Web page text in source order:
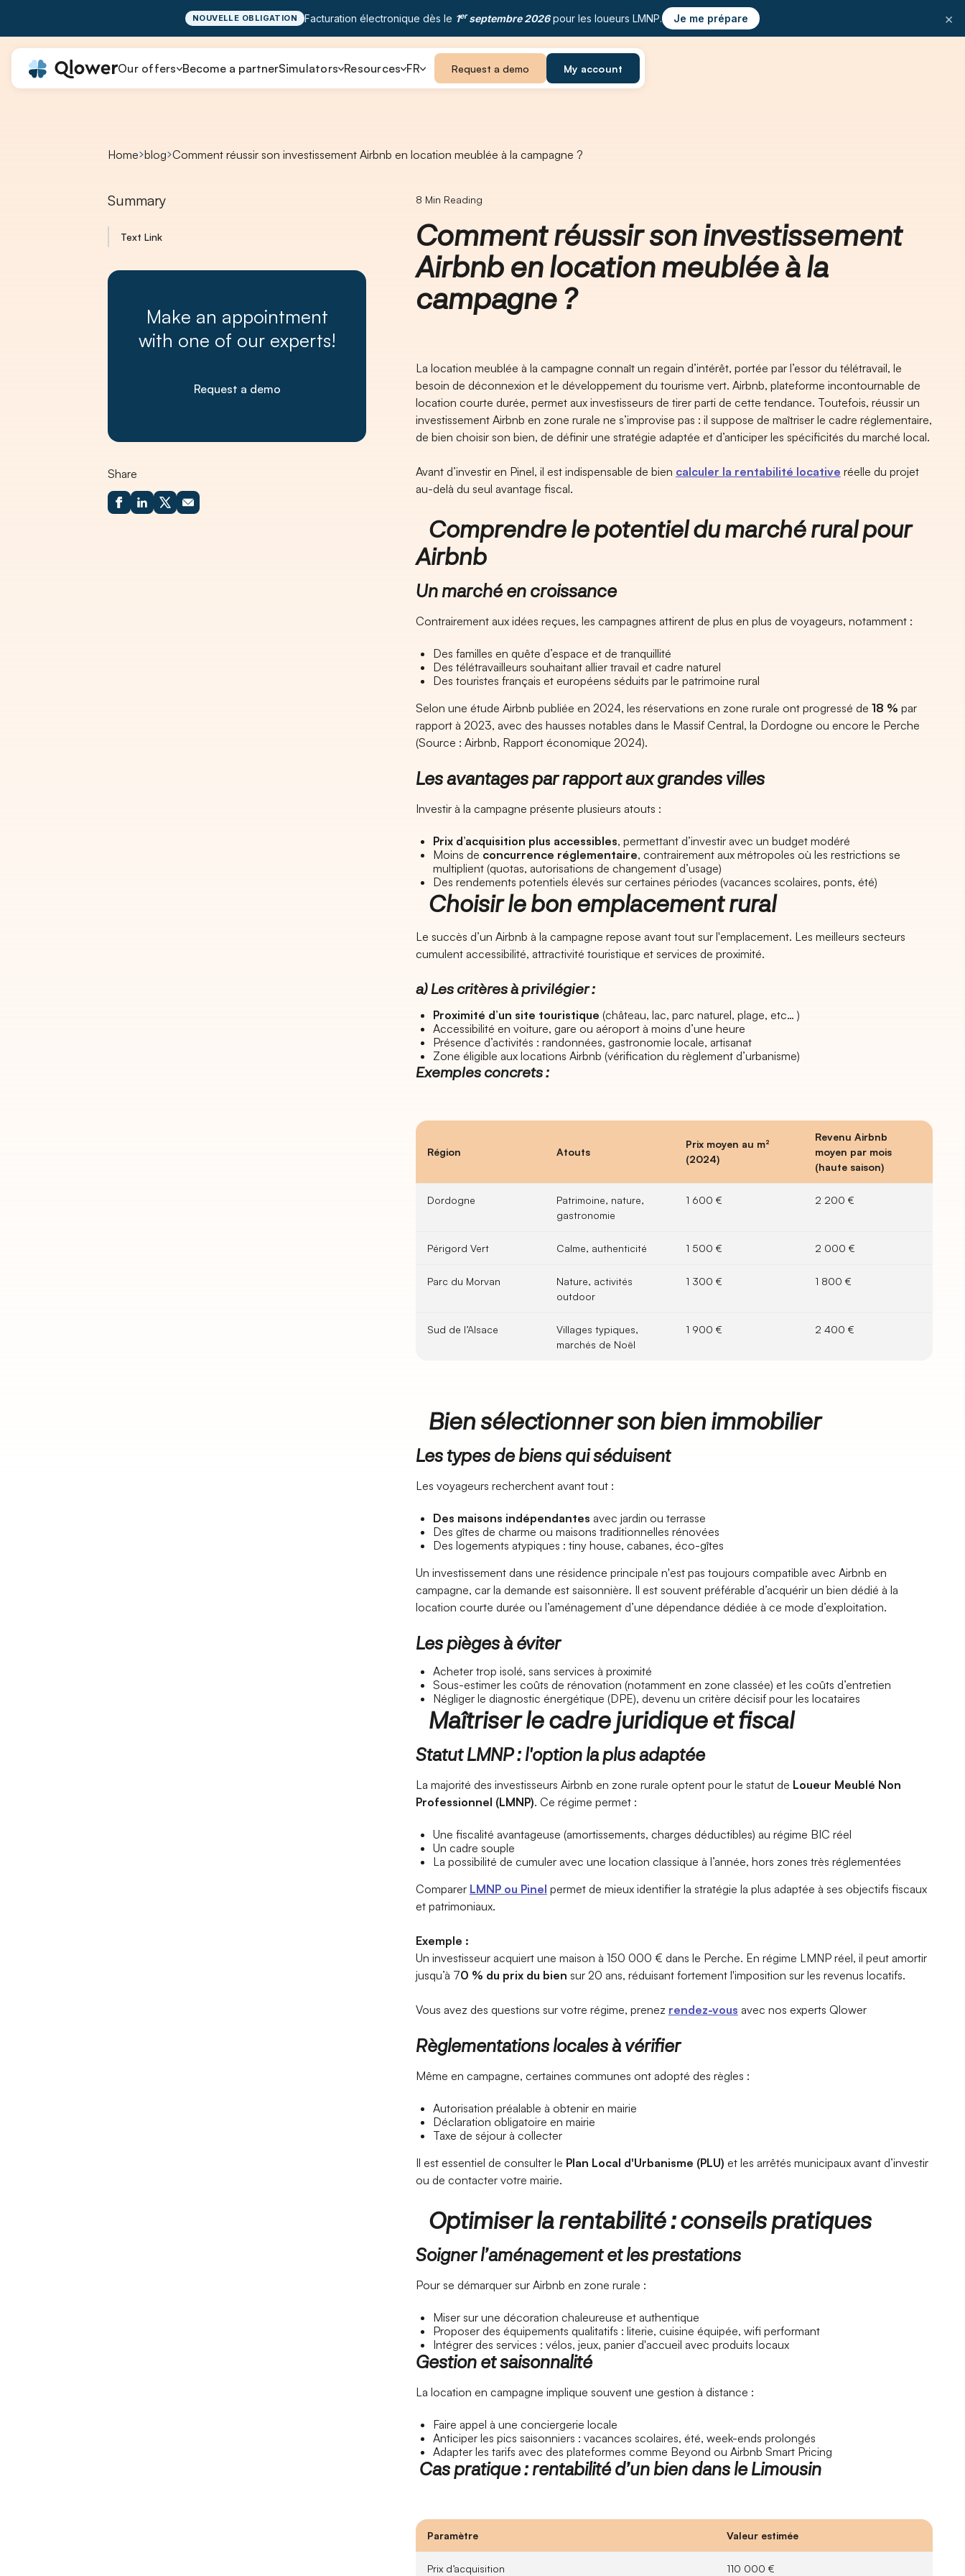
NOUVELLE OBLIGATION Facturation électronique dès le 1erseptembre 2026pour les loueurs LMNP. Je me prépare ×
Our offers Become a partnerSimulators Resources FR Request a demo My account
Home blog Comment réussir son investissement Airbnb en location meublée à la campagne ?
Summary
Text Link
Make an appointment
with one of our experts!
Request a demo
Share
8 Min Reading
Comment réussir son investissement
Airbnb en location meublée à la
campagne ?
La location meublée à la campagne connaît un regain d’intérêt, portée par l’essor du télétravail, le
besoin de déconnexion et le développement du tourisme vert. Airbnb, plateforme incontournable de
location courte durée, permet aux investisseurs de tirer parti de cette tendance. Toutefois, réussir un
investissement Airbnb en zone rurale ne s’improvise pas : il suppose de maîtriser le cadre réglementaire,
de bien choisir son bien, de définir une stratégie adaptée et d’anticiper les spécificités du marché local.
Avant d’investir en Pinel, il est indispensable de bien calculer la rentabilité locative réelle du projet
au-delà du seul avantage fiscal.
Comprendre le potentiel du marché rural pour
Airbnb
Un marché en croissance
Contrairement aux idées reçues, les campagnes attirent de plus en plus de voyageurs, notamment :
Des familles en quête d’espace et de tranquillité
Des télétravailleurs souhaitant allier travail et cadre naturel
Des touristes français et européens séduits par le patrimoine rural
Selon une étude Airbnb publiée en 2024, les réservations en zone rurale ont progressé de 18 % par
rapport à 2023, avec des hausses notables dans le Massif Central, la Dordogne ou encore le Perche
(Source : Airbnb, Rapport économique 2024).
Les avantages par rapport aux grandes villes
Investir à la campagne présente plusieurs atouts :
Prix d’acquisition plus accessibles, permettant d’investir avec un budget modéré
Moins de concurrence réglementaire, contrairement aux métropoles où les restrictions se
multiplient (quotas, autorisations de changement d’usage)
Des rendements potentiels élevés sur certaines périodes (vacances scolaires, ponts, été)
Choisir le bon emplacement rural
Le succès d’un Airbnb à la campagne repose avant tout sur l'emplacement. Les meilleurs secteurs
cumulent accessibilité, attractivité touristique et services de proximité.
a) Les critères à privilégier :
Proximité d’un site touristique (château, lac, parc naturel, plage, etc… )
Accessibilité en voiture, gare ou aéroport à moins d’une heure
Présence d’activités : randonnées, gastronomie locale, artisanat
Zone éligible aux locations Airbnb (vérification du règlement d’urbanisme)
Exemples concrets :
Région Atouts
Prix moyen au m²
(2024)
Revenu Airbnb
moyen par mois
(haute saison)
Dordogne
Patrimoine, nature,
gastronomie
1 600 € 2 200 €
Périgord Vert Calme, authenticité 1 500 € 2 000 €
Parc du Morvan
Nature, activités
outdoor
1 300 € 1 800 €
Sud de l’Alsace
Villages typiques,
marchés de Noël
1 900 € 2 400 €
Bien sélectionner son bien immobilier
Les types de biens qui séduisent
Les voyageurs recherchent avant tout :
Des maisons indépendantes avec jardin ou terrasse
Des gîtes de charme ou maisons traditionnelles rénovées
Des logements atypiques : tiny house, cabanes, éco-gîtes
Un investissement dans une résidence principale n'est pas toujours compatible avec Airbnb en
campagne, car la demande est saisonnière. Il est souvent préférable d’acquérir un bien dédié à la
location courte durée ou l’aménagement d’une dépendance dédiée à ce mode d’exploitation.
Les pièges à éviter
Acheter trop isolé, sans services à proximité
Sous-estimer les coûts de rénovation (notamment en zone classée) et les coûts d’entretien
Négliger le diagnostic énergétique (DPE), devenu un critère décisif pour les locataires
Maîtriser le cadre juridique et fiscal
Statut LMNP : l'option la plus adaptée
La majorité des investisseurs Airbnb en zone rurale optent pour le statut de Loueur Meublé Non
Professionnel (LMNP). Ce régime permet :
Une fiscalité avantageuse (amortissements, charges déductibles) au régime BIC réel
Un cadre souple
La possibilité de cumuler avec une location classique à l’année, hors zones très réglementées
Comparer LMNP ou Pinel permet de mieux identifier la stratégie la plus adaptée à ses objectifs fiscaux
et patrimoniaux.
Exemple :
Un investisseur acquiert une maison à 150 000 € dans le Perche. En régime LMNP réel, il peut amortir
jusqu’à 70 % du prix du bien sur 20 ans, réduisant fortement l'imposition sur les revenus locatifs.
Vous avez des questions sur votre régime, prenez rendez-vous avec nos experts Qlower
Règlementations locales à vérifier
Même en campagne, certaines communes ont adopté des règles :
Autorisation préalable à obtenir en mairie
Déclaration obligatoire en mairie
Taxe de séjour à collecter
Il est essentiel de consulter le Plan Local d'Urbanisme (PLU) et les arrêtés municipaux avant d’investir
ou de contacter votre mairie.
Optimiser la rentabilité : conseils pratiques
Soigner l’aménagement et les prestations
Pour se démarquer sur Airbnb en zone rurale :
Miser sur une décoration chaleureuse et authentique
Proposer des équipements qualitatifs : literie, cuisine équipée, wifi performant
Intégrer des services : vélos, jeux, panier d'accueil avec produits locaux
Gestion et saisonnalité
La location en campagne implique souvent une gestion à distance :
Faire appel à une conciergerie locale
Anticiper les pics saisonniers : vacances scolaires, été, week-ends prolongés
Adapter les tarifs avec des plateformes comme Beyond ou Airbnb Smart Pricing
Cas pratique : rentabilité d’un bien dans le Limousin
Paramètre Valeur estimée
Prix d’acquisition 110 000 €